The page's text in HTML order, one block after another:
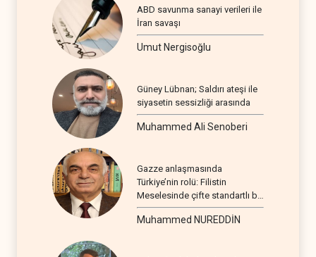
ABD savunma sanayi verileri ile
İran savaşı
Umut Nergisoğlu
Güney Lübnan; Saldırı ateşi ile
siyasetin sessizliği arasında
Muhammed Ali Senoberi
Gazze anlaşmasında
Türkiye’nin rolü: Filistin
Meselesinde çifte standartlı bir
seyir
Muhammed NUREDDİN